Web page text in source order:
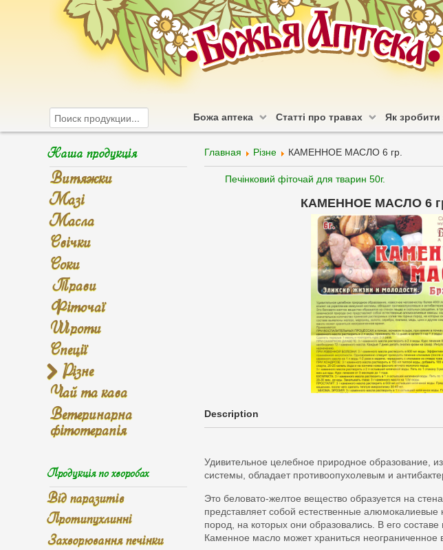
Божа аптека Статті про травах Як зробити
Главная Різне КАМЕННОЕ МАСЛО 6 гр.
Печінковий фіточай для тварин 50г.
КАМЕННОЕ МАСЛО 6
Description
Удивительное целебное природное образование,
системы, обладает противоопухолевым и
Это беловато-желтое вещество образуется на
представляет собой естественные
пород, на которых они образовались. В его
Каменное масло может храниться неограниченное
Наша продукція
Витяжки
Мазі
Масла
Свічки
Соки
Трави
Фіточаї
Шроти
Спеції
Різне
Чай та кава
Ветеринарна
фітотерапія
Продукція по хворобах
Від паразитів
Протипухлинні
Захворювання печінки